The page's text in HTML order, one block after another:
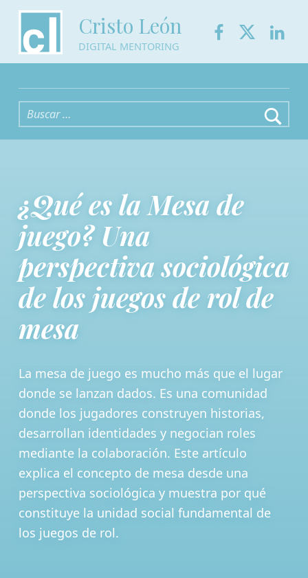
Cristo León
DIGITAL MENTORING
Buscar:
¿Qué es la Mesa de
juego? Una
perspectiva sociológica
de los juegos de rol de
mesa
La mesa de juego es mucho más que el lugar
donde se lanzan dados. Es una comunidad
donde los jugadores construyen historias,
desarrollan identidades y negocian roles
mediante la colaboración. Este artículo
explica el concepto de mesa desde una
perspectiva sociológica y muestra por qué
constituye la unidad social fundamental de
los juegos de rol.